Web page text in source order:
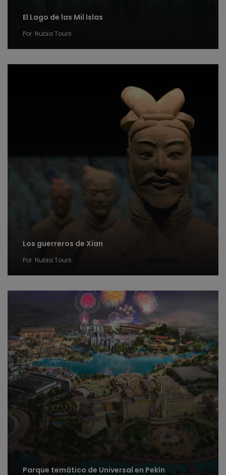
El Lago de las Mil Islas
Por Nubia Tours
Los guerreros de Xian
Por Nubia Tours
Parque temático de Universal en Pekín